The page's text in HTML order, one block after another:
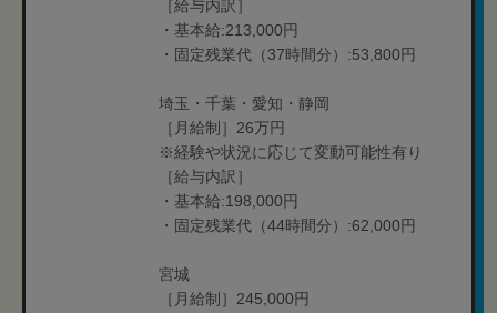
［給与内訳］
・基本給:213,000円
・固定残業代（37時間分）:53,800円
埼玉・千葉・愛知・静岡
［月給制］26万円
※経験や状況に応じて変動可能性有り
［給与内訳］
・基本給:198,000円
・固定残業代（44時間分）:62,000円
宮城
［月給制］245,000円